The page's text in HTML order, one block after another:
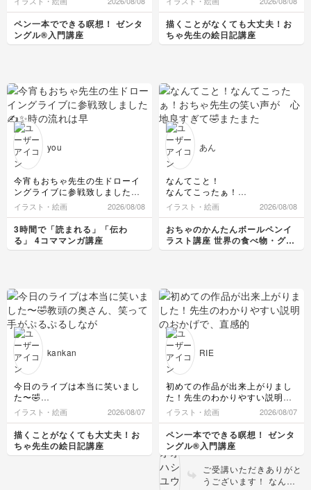
も、右側のの方が動きを出せま
した。先生の影の入れ方の説明
がためになりました！
ペン一本でできる瞑想！ ゼンタ
ングル®入門講座
おちゃ先生の会話が楽しすぎま
す！
私はまだまだ新参者なのでイラ
ストを描くことに必死です。
描くことがなくても大丈夫！お
ちゃ先生の絵日記講座
you
今宵もおちゃ先生の生ドローイ
ングライブに参戦致しました✍️
✨
時の流れは早いの描き😆皆さん
のアイデアの共有で生まれた描
きでとってもワクワクして楽し
かったです〜✨ありがとうござ
変えたり、肩が張りすぎていて
肩パットはとりはずして制服き
てました話は、ここじゃないと
知り得ない先生にまつわるお話
でレア感めちゃくちゃありまし
た〜😁✨素敵な時間をありがと
うございました🙏✨
家族カルタも笑えるキャラ爆誕
しましたね😆先生から湧き出る
アイデアに今宵も大爆笑でござ
いました😆😆😆楽しすぎた〜🥰
✨
来週は金曜日はおやすみとのこ
と。また、振替のお知らせお待
ちしております🖐️
イラスト・絵画 2026/08/08
3時間で「読まれる」「伝わ
る」 4コママンガ講座
あん
なんてこと！
なんてこったぁ！
おちゃ先生の笑い声が 心地良
すぎて🤣またまた、寝落ち💤
この時間も私にとっては最高の
癒しなんだな（笑）
イラスト・絵画 2026/08/08
おちゃのかんたんボールペンイ
ラスト講座 世界の食べ物・グル
メ編
kankan
今日のライブは本当に笑いまし
た〜🤣
教頭の奥さん、笑って手がぷる
ぷるしながら描きました👐
みなさんのコメントが楽しすぎ
て、先生のイラストもびっくり
の連続で、これだからやめられ
イラスト・絵画 2026/08/07
描くことがなくても大丈夫！お
ちゃ先生の絵日記講座
RIE
初めての作品が出来上がりまし
た！先生のわかりやすい説明の
おかげで、直感的に手が動き、
書いている間は気持ちも鎮まっ
て、不思議な感覚でした。これ
から先が楽しみです。
イラスト・絵画 2026/08/07
ペン一本でできる瞑想！ ゼンタ
ングル®入門講座
ご受講いただきありがと
うございます！ なんて